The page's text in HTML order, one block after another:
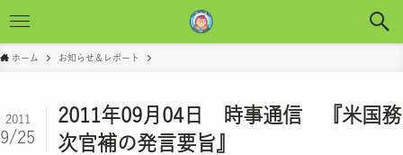
ホーム お知らせ＆レポート
2011年09月04日 時事通信 『米国務
次官補の発言要旨』
2011
9/25